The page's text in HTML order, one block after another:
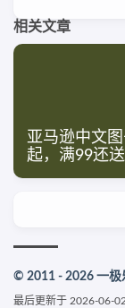
相关文章
亚马逊中文
起，满99还
© 2011 - 2026 一极
最后更新于 2026-06-